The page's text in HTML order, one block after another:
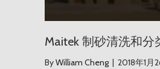
Maitek 制砂清洗和分
ByWilliam Cheng 2018年1月